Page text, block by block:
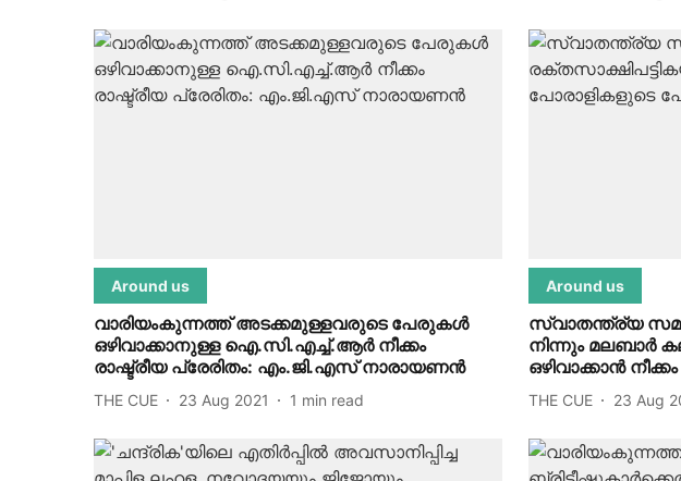
Around us
വാരിയംകുന്നത്ത് അടക്കമുള്ളവരുടെ പേരുകള്‍
ഒഴിവാക്കാനുള്ള ഐ.സി.എച്ച്.ആര്‍ നീക്കം
രാഷ്ട്രീയ പ്രേരിതം: എം.ജി.എസ് നാരായണന്‍
THE CUE 23 Aug 2021 1 min read
Around us
സ്വാതന്ത്ര്യ
നിന്നും മലബാര്‍
ഒഴിവാക്കാന്‍ നീക്കം
THE CUE 23 Aug